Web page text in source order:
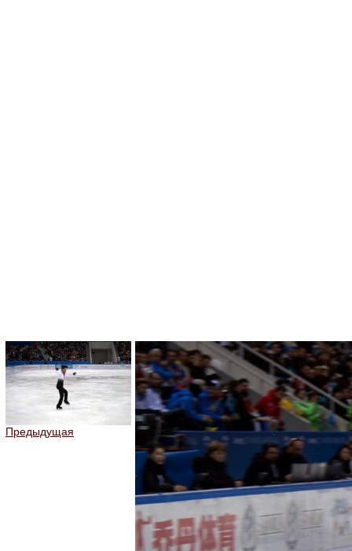
Предыдущая